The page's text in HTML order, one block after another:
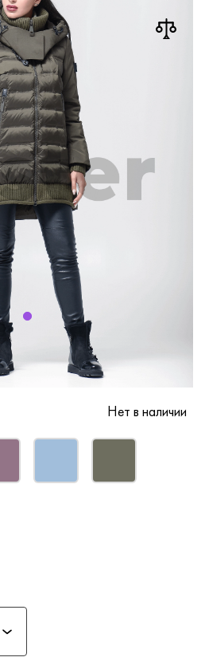
Нет в наличии